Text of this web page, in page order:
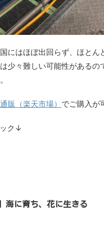
にはほぼ出回らず、ほとん
少々難しい可能性があるの
販（楽天市場） でご購入が
ク↓
】海に育ち、花に生きる